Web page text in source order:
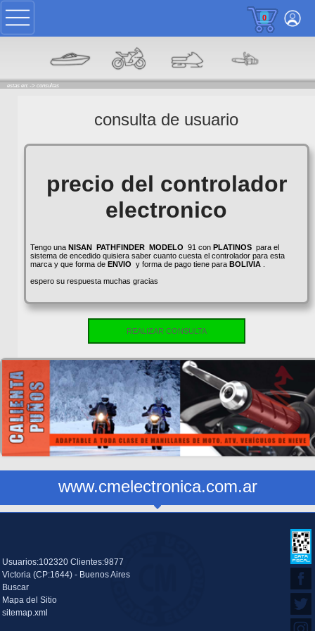
0
estas en: -> consultas
consulta de usuario
precio del controlador
electronico
Tengo una NISAN PATHFINDER MODELO 91 con PLATINOSpara el
sistema de encedido quisiera saber cuanto cuesta el controlador para esta
marca y que forma de ENVIO y forma de pago tiene para BOLIVIA.
espero su respuesta muchas gracias
REALIZAR CONSULTA
www.cmelectronica.com.ar
Usuarios:102320 Clientes:9877
Victoria (CP:1644) - Buenos Aires
Buscar
Mapa del Sitio
sitemap.xml